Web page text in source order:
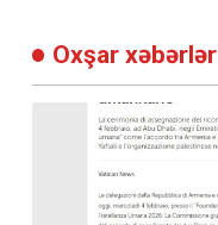
Oxşar xəbərlər